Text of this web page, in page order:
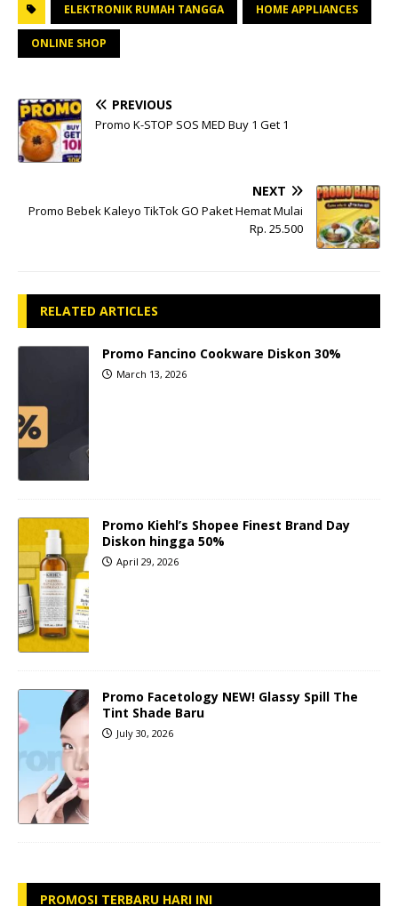
ELEKTRONIK RUMAH TANGGA HOME APPLIANCES
ONLINE SHOP
PREVIOUS
Promo K-STOP SOS MED Buy 1 Get 1
NEXT
Promo Bebek Kaleyo TikTok GO Paket Hemat Mulai
Rp. 25.500
RELATED ARTICLES
Promo Fancino Cookware Diskon 30%
March 13, 2026
Promo Kiehl’s Shopee Finest Brand Day
Diskon hingga 50%
April 29, 2026
Promo Facetology NEW! Glassy Spill The
Tint Shade Baru
July 30, 2026
PROMOSI TERBARU HARI INI